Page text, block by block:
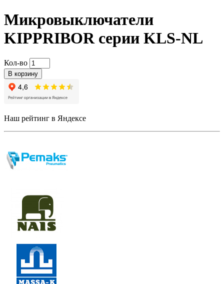
Микровыключатели
KIPPRIBOR серии KLS-NL
Кол-во
В корзину
Наш рейтинг в Яндексе